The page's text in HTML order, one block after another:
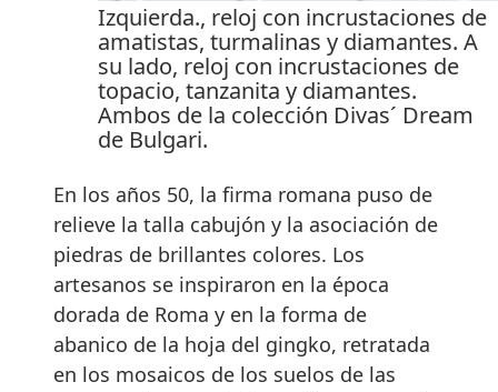
Izquierda., reloj con incrustaciones de
amatistas, turmalinas y diamantes. A
su lado, reloj con incrustaciones de
topacio, tanzanita y diamantes.
Ambos de la colección Divas´ Dream
de Bulgari.
En los años 50, la firma romana puso de
relieve la talla cabujón y la asociación de
piedras de brillantes colores. Los
artesanos se inspiraron en la época
dorada de Roma y en la forma de
abanico de la hoja del gingko, retratada
en los mosaicos de los suelos de las